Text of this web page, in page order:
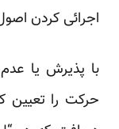
اجرائی کردن
با پذیرش یا
حرکت را تعیین